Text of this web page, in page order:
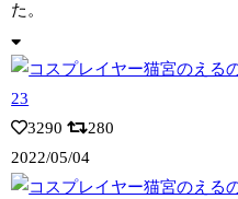
た。
3290
280
2022/05/04